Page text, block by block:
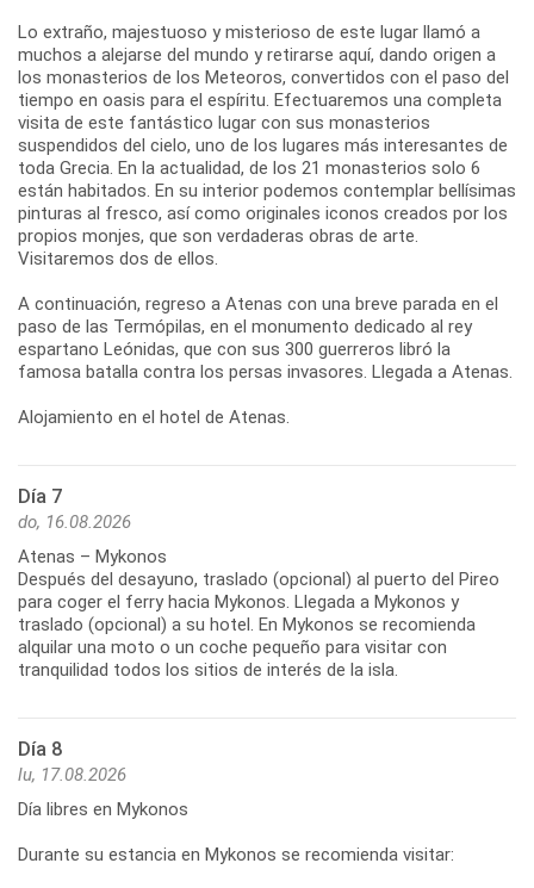
Lo extraño, majestuoso y misterioso de este lugar llamó a
muchos a alejarse del mundo y retirarse aquí, dando origen a
los monasterios de los Meteoros, convertidos con el paso del
tiempo en oasis para el espíritu. Efectuaremos una completa
visita de este fantástico lugar con sus monasterios
suspendidos del cielo, uno de los lugares más interesantes de
toda Grecia. En la actualidad, de los 21 monasterios solo 6
están habitados. En su interior podemos contemplar bellísimas
pinturas al fresco, así como originales iconos creados por los
propios monjes, que son verdaderas obras de arte.
Visitaremos dos de ellos.
A continuación, regreso a Atenas con una breve parada en el
paso de las Termópilas, en el monumento dedicado al rey
espartano Leónidas, que con sus 300 guerreros libró la
famosa batalla contra los persas invasores. Llegada a Atenas.
Día 7
do, 16.08.2026
Atenas – Mykonos
Después del desayuno, traslado (opcional) al puerto del Pireo
para coger el ferry hacia Mykonos. Llegada a Mykonos y
traslado (opcional) a su hotel. En Mykonos se recomienda
alquilar una moto o un coche pequeño para visitar con
Día 8
lu, 17.08.2026
Día libres en Mykonos
Durante su estancia en Mykonos se recomienda visitar: